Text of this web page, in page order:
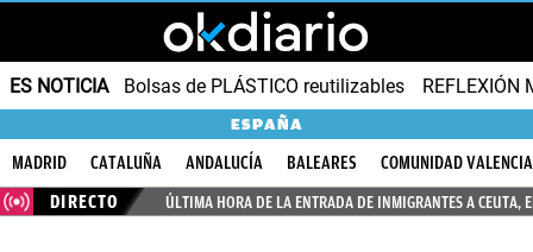
ES NOTICIA Bolsas de PLÁSTICO reutilizables REFLEXIÓN
ESPAÑA
MADRID CATALUÑA ANDALUCÍA BALEARES
COMUNIDAD
DIRECTO
ÚLTIMA HORA DE LA ENTRADA DE INMIGRANTES A CEUTA,